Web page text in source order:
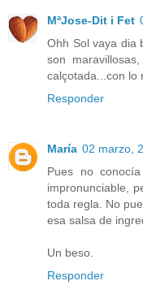
MªJose-Dit i Fet
Ohh Sol vaya dia
son
calçotada...con lo
Responder
María 02 marzo,
Pues no
impronunciable,
toda regla. No
esa salsa de
Un beso.
Responder